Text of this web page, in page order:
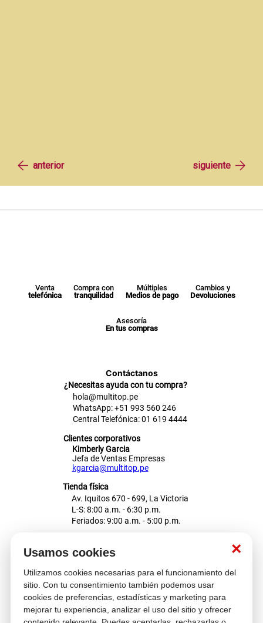
×
Usamos cookies
Utilizamos cookies necesarias para el funcionamiento del
sitio. Con tu consentimiento también podemos usar
cookies de preferencias, estadísticas y marketing para
mejorar tu experiencia, analizar el uso del sitio y ofrecer
Venta
telefónica
Compra con
tranquilidad
Múltiples
Medios de pago
Cambios y
Devoluciones
Asesoría
En tus compras
Contáctanos
¿Necesitas ayuda con tu compra?
hola@multitop.pe
WhatsApp: +51 993 560 246
Central Telefónica: 01 619 4444
Clientes corporativos
Kimberly Garcia
Jefa de Ventas Empresas
kgarcia@multitop.pe
Tienda física
Av. Iquitos 670 - 699, La Victoria
L-S: 8:00 a.m. - 6:30 p.m.
Feriados: 9:00 a.m. - 5:00 p.m.
Atención al cliente